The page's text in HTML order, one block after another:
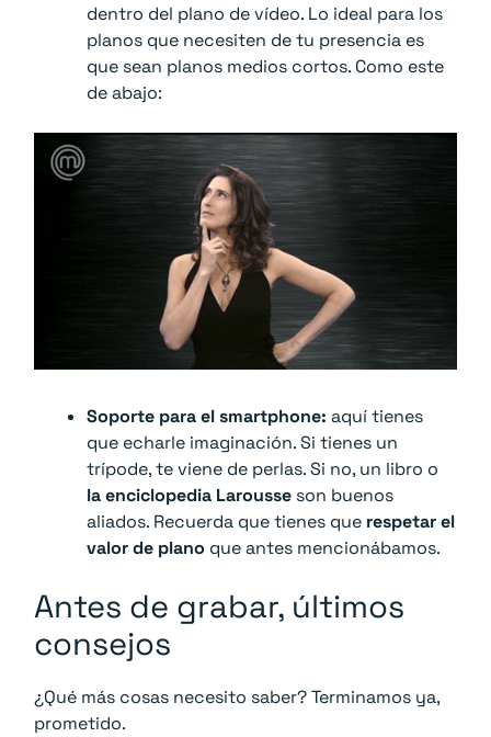
dentro del plano de vídeo. Lo ideal para los
planos que necesiten de tu presencia es
que sean planos medios cortos. Como este
de abajo:
Soporte para el smartphone: aquí tienes
que echarle imaginación. Si tienes un
trípode, te viene de perlas. Si no, un libro o
la enciclopedia Larousse son buenos
aliados. Recuerda que tienes que respetar el
valor de plano que antes mencionábamos.
Antes de grabar, últimos
consejos
¿Qué más cosas necesito saber? Terminamos ya,
prometido.